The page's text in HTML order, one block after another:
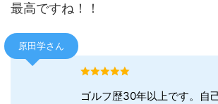
最高ですね！！
原田学さん
ゴルフ歴30年以上です。自